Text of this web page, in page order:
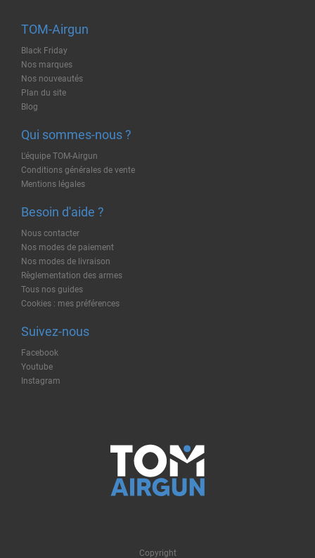
TOM-Airgun
Black Friday
Nos marques
Nos nouveautés
Plan du site
Blog
Qui sommes-nous ?
L'équipe TOM-Airgun
Conditions générales de vente
Mentions légales
Besoin d'aide ?
Nous contacter
Nos modes de paiement
Nos modes de livraison
Règlementation des armes
Tous nos guides
Cookies : mes préférences
Suivez-nous
Facebook
Youtube
Instagram
Copyright